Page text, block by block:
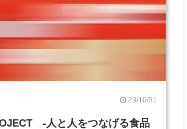
23/10/31
-人と人をつなげる食品